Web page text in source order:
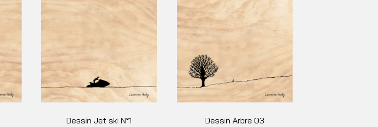
Dessin Jet ski N°1 Dessin Arbre 03